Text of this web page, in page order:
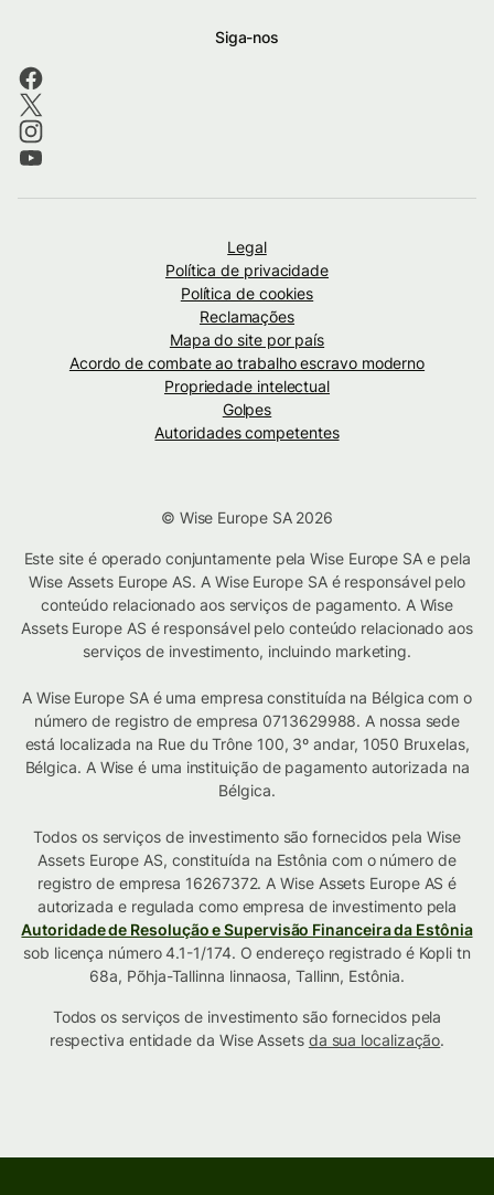
Siga-nos
Legal
Política de privacidade
Política de cookies
Reclamações
Mapa do site por país
Acordo de combate ao trabalho escravo moderno
Propriedade intelectual
Golpes
Autoridades competentes
© Wise Europe SA 2026
Este site é operado conjuntamente pela Wise Europe SA e pela
Wise Assets Europe AS. A Wise Europe SA é responsável pelo
conteúdo relacionado aos serviços de pagamento. A Wise
Assets Europe AS é responsável pelo conteúdo relacionado aos
serviços de investimento, incluindo marketing.
A Wise Europe SA é uma empresa constituída na Bélgica com o
número de registro de empresa 0713629988. A nossa sede
está localizada na Rue du Trône 100, 3º andar, 1050 Bruxelas,
Bélgica. A Wise é uma instituição de pagamento autorizada na
Bélgica.
Todos os serviços de investimento são fornecidos pela Wise
Assets Europe AS, constituída na Estônia com o número de
registro de empresa 16267372. A Wise Assets Europe AS é
autorizada e regulada como empresa de investimento pela
Autoridade de Resolução e Supervisão Financeira da Estônia
sob licença número 4.1-1/174. O endereço registrado é Kopli tn
68a, Põhja-Tallinna linnaosa, Tallinn, Estônia.
Todos os serviços de investimento são fornecidos pela
respectiva entidade da Wise Assets da sua localização.